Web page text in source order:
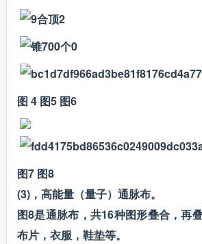
图 4 图5 图6
图7 图8
(3)，高能量（量子）通脉布。
图8是通脉布，共16种图形叠合，再
布片，衣服，鞋垫等。